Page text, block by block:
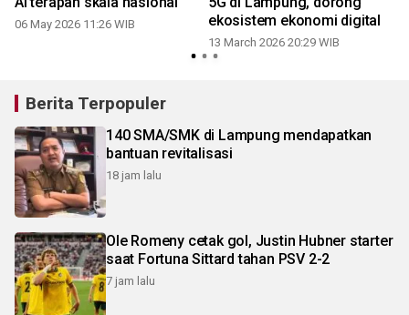
06 May 2026 11:26 WIB
ekosistem ekonomi digital
13 March 2026 20:29 WIB
Berita Terpopuler
140 SMA/SMK di Lampung mendapatkan
bantuan revitalisasi
18 jam lalu
Ole Romeny cetak gol, Justin Hubner starter
saat Fortuna Sittard tahan PSV 2-2
7 jam lalu